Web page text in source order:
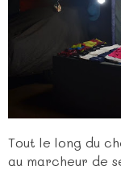
Tout le long du
au marcheur de